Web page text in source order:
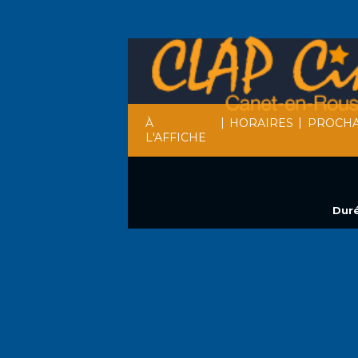
À
L'AFFICHE
| HORAIRES |